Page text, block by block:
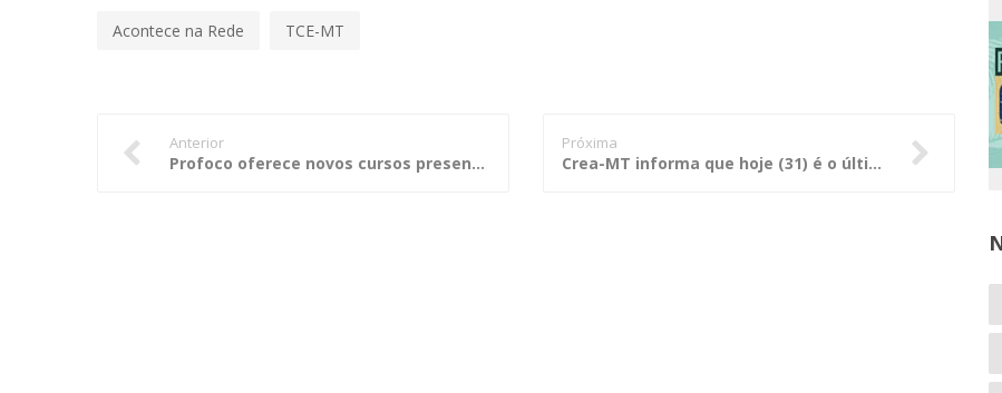
Acontece na Rede TCE-MT
Anterior
Profoco oferece novos cursos presenciais em ouvidoria para 2018
Próxima
Crea-MT informa que hoje (31) é o último dia para pagamento da anuidade com desconto de 15%